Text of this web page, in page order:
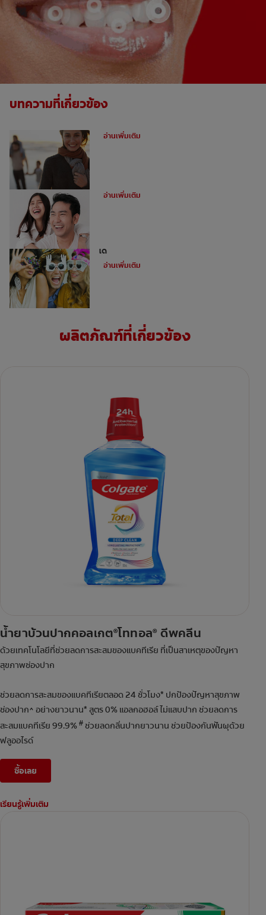
บทความที่เกี่ยวข้อง
อ่านเพิ่มเติม
อ่านเพิ่มเติม
ได้
อ่านเพิ่มเติม
ผลิตภัณฑ์ที่เกี่ยวข้อง
น้ำยาบ้วนปากคอลเกต®โททอล® ดีพคลีน
ด้วยเทคโนโลยีที่ช่วยลดการสะสมของแบคทีเรีย ที่เป็นสาเหตุของปัญหา
สุขภาพช่องปาก
ช่วยลดการสะสมของแบคทีเรียตลอด 24 ชั่วโมง* ปกป้องปัญหาสุขภาพ
ช่องปาก^ อย่างยาวนาน* สูตร 0% แอลกอฮอล์ ไม่แสบปาก ช่วยลดการ
สะสมแบคทีเรีย 99.9%# ช่วยลดกลิ่นปากยาวนาน ช่วยป้องกันฟันผุด้วย
ฟลูออไรด์
ซื้อเลย
เรียนรู้เพิ่มเติม